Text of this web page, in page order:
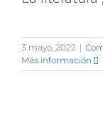
3 mayo, 2022 |
Más información